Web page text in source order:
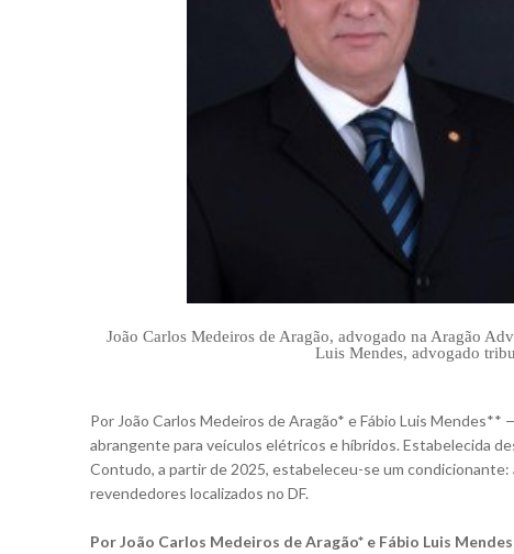
João Carlos Medeiros de Aragão, advogado na Aragão
Luis Mendes, advogado
Por João Carlos Medeiros de Aragão* e Fábio Luis
abrangente para veículos elétricos e híbridos. Estabelecida
Contudo, a partir de 2025, estabeleceu-se um
revendedores localizados no DF.
Por João Carlos Medeiros de Aragão* e Fábio Luis Mendes